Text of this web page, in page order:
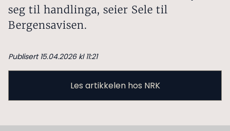
seg til handlinga, seier Sele til
Bergensavisen.
Publisert 15.04.2026 kl 11:21
Les artikkelen hos NRK